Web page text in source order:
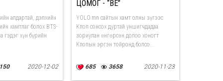
алдартай, дэлхийн
хамтлаг болох BTS-
гэдэг хүн бүрийн
2020-12-02
ЦОМОГ - “BE”
YOLO.mn сайтын хамт олны зүгээс
Кпоп сонсох дуртай уншигчдадаа
зориулан өнгөрсөн долоо хоногт
Кпопын эргэн тойронд болсо...
685 3658 2020-11-23